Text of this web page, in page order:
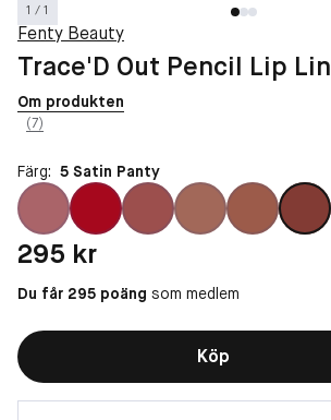
1 / 1
Fenty Beauty
Trace'D Out Pencil Lip
Om produkten
(7)
Färg: 5 Satin Panty
Pris: 295 kr
295 kr
Du får 295 poäng som medlem
Köp